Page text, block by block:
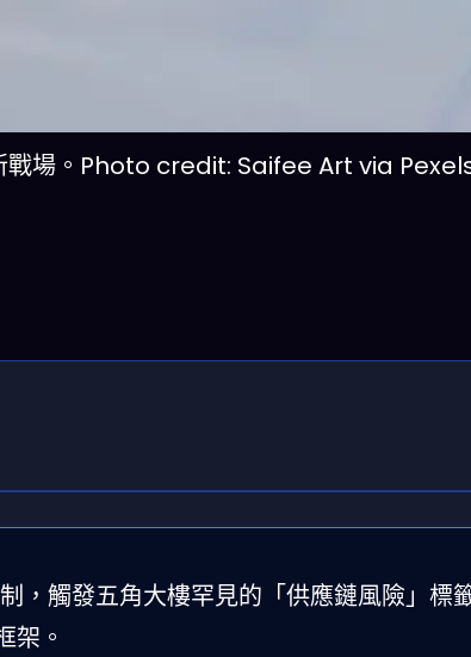
戰場。Photo credit: Saifee Art via
，觸發五角大樓罕見的「供應鏈風險」標
架。